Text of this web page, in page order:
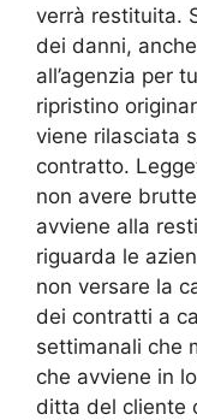
verrà restituita.
dei danni,
all’agenzia per
ripristino
viene rilasciata
contratto.
non avere
avviene alla
riguarda le
non versare la
dei contratti a
settimanali che
che avviene in
ditta del cliente